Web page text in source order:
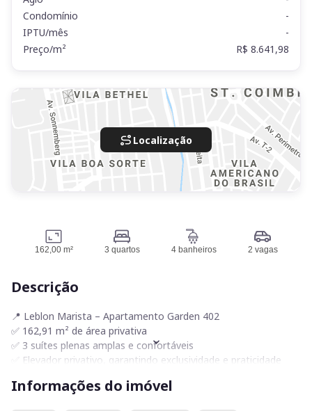
Condomínio
-
IPTU/mês
-
Preço/m²
R$ 8.641,98
Localização
162,00 m² 3 quartos 4 banheiros 2 vagas
Descrição
📍 Leblon Marista – Apartamento Garden 402
✅ 162,91 m² de área privativa
✅ 3 suítes plenas amplas e confortáveis
✅ Elevador privativo, garantindo exclusividade e praticidade
desfrutar momentos especiais em família
Informações do imóvel